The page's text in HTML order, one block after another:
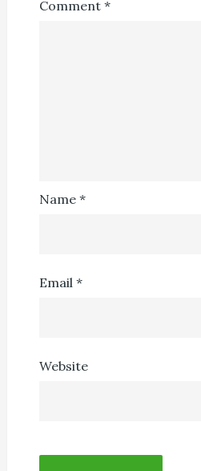
Comment *
Name *
Email *
Website